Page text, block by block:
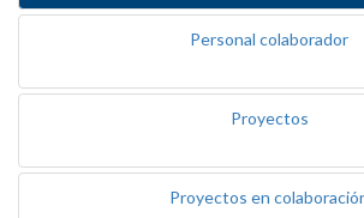
Personal colaborador
Proyectos
Proyectos en